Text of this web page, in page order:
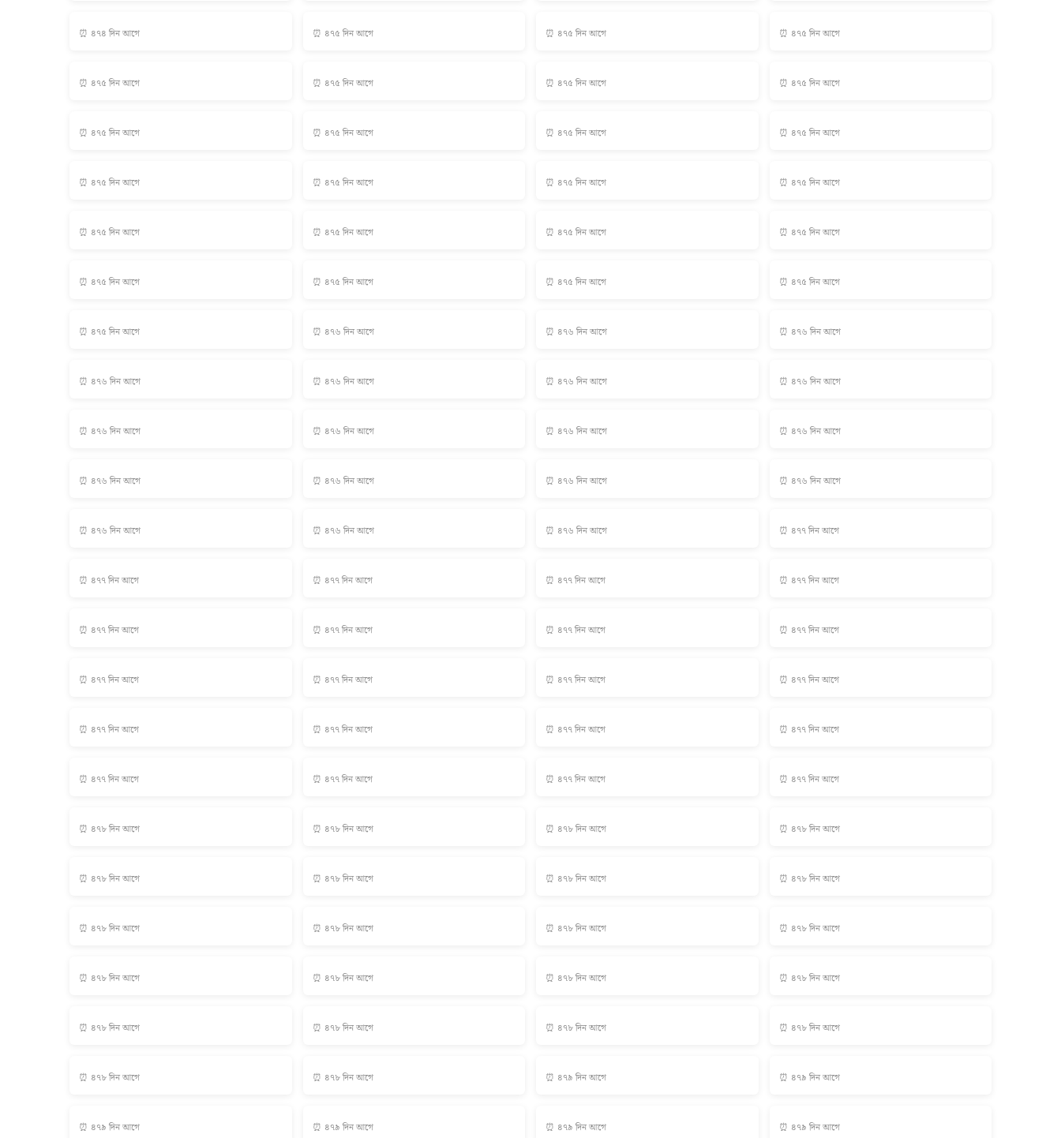
⏰ ৪৭৪ দিন আগে ⏰ ৪৭৫ দিন আগে ⏰ ৪৭৫ দিন আগে ⏰ ৪৭৫ দিন আগে
⏰ ৪৭৫ দিন আগে ⏰ ৪৭৫ দিন আগে ⏰ ৪৭৫ দিন আগে ⏰ ৪৭৫ দিন আগে
⏰ ৪৭৫ দিন আগে ⏰ ৪৭৫ দিন আগে ⏰ ৪৭৫ দিন আগে ⏰ ৪৭৫ দিন আগে
⏰ ৪৭৫ দিন আগে ⏰ ৪৭৫ দিন আগে ⏰ ৪৭৫ দিন আগে ⏰ ৪৭৫ দিন আগে
⏰ ৪৭৫ দিন আগে ⏰ ৪৭৫ দিন আগে ⏰ ৪৭৫ দিন আগে ⏰ ৪৭৫ দিন আগে
⏰ ৪৭৫ দিন আগে ⏰ ৪৭৫ দিন আগে ⏰ ৪৭৫ দিন আগে ⏰ ৪৭৫ দিন আগে
⏰ ৪৭৫ দিন আগে ⏰ ৪৭৬ দিন আগে ⏰ ৪৭৬ দিন আগে ⏰ ৪৭৬ দিন আগে
⏰ ৪৭৬ দিন আগে ⏰ ৪৭৬ দিন আগে ⏰ ৪৭৬ দিন আগে ⏰ ৪৭৬ দিন আগে
⏰ ৪৭৬ দিন আগে ⏰ ৪৭৬ দিন আগে ⏰ ৪৭৬ দিন আগে ⏰ ৪৭৬ দিন আগে
⏰ ৪৭৬ দিন আগে ⏰ ৪৭৬ দিন আগে ⏰ ৪৭৬ দিন আগে ⏰ ৪৭৬ দিন আগে
⏰ ৪৭৬ দিন আগে ⏰ ৪৭৬ দিন আগে ⏰ ৪৭৬ দিন আগে ⏰ ৪৭৭ দিন আগে
⏰ ৪৭৭ দিন আগে ⏰ ৪৭৭ দিন আগে ⏰ ৪৭৭ দিন আগে ⏰ ৪৭৭ দিন আগে
⏰ ৪৭৭ দিন আগে ⏰ ৪৭৭ দিন আগে ⏰ ৪৭৭ দিন আগে ⏰ ৪৭৭ দিন আগে
⏰ ৪৭৭ দিন আগে ⏰ ৪৭৭ দিন আগে ⏰ ৪৭৭ দিন আগে ⏰ ৪৭৭ দিন আগে
⏰ ৪৭৭ দিন আগে ⏰ ৪৭৭ দিন আগে ⏰ ৪৭৭ দিন আগে ⏰ ৪৭৭ দিন আগে
⏰ ৪৭৭ দিন আগে ⏰ ৪৭৭ দিন আগে ⏰ ৪৭৭ দিন আগে ⏰ ৪৭৭ দিন আগে
⏰ ৪৭৮ দিন আগে ⏰ ৪৭৮ দিন আগে ⏰ ৪৭৮ দিন আগে ⏰ ৪৭৮ দিন আগে
⏰ ৪৭৮ দিন আগে ⏰ ৪৭৮ দিন আগে ⏰ ৪৭৮ দিন আগে ⏰ ৪৭৮ দিন আগে
⏰ ৪৭৮ দিন আগে ⏰ ৪৭৮ দিন আগে ⏰ ৪৭৮ দিন আগে ⏰ ৪৭৮ দিন আগে
⏰ ৪৭৮ দিন আগে ⏰ ৪৭৮ দিন আগে ⏰ ৪৭৮ দিন আগে ⏰ ৪৭৮ দিন আগে
⏰ ৪৭৮ দিন আগে ⏰ ৪৭৮ দিন আগে ⏰ ৪৭৮ দিন আগে ⏰ ৪৭৮ দিন আগে
⏰ ৪৭৮ দিন আগে ⏰ ৪৭৮ দিন আগে ⏰ ৪৭৯ দিন আগে ⏰ ৪৭৯ দিন আগে
⏰ ৪৭৯ দিন আগে ⏰ ৪৭৯ দিন আগে ⏰ ৪৭৯ দিন আগে ⏰ ৪৭৯ দিন আগে